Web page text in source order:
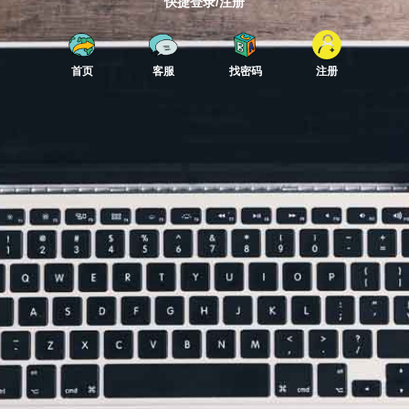
首页 客服 找密码 注册